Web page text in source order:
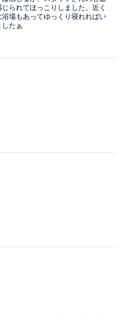
られてほっこりしました。近く
場もあってゆっくり寝れればい
たぁ